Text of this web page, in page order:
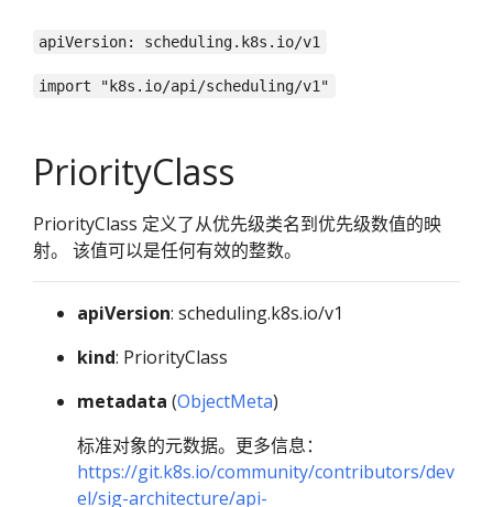
apiVersion: scheduling.k8s.io/v1
import "k8s.io/api/scheduling/v1"
PriorityClass
PriorityClass 定义了从优先级类名到优先级数值的映
射。 该值可以是任何有效的整数。
apiVersion: scheduling.k8s.io/v1
kind: PriorityClass
metadata (ObjectMeta)
标准对象的元数据。更多信息：
https://git.k8s.io/community/contributors/dev
el/sig-architecture/api-